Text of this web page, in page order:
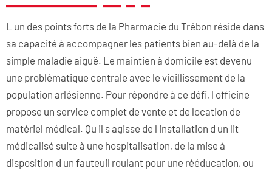
L un des points forts de la Pharmacie du Trébon réside dans
sa capacité à accompagner les patients bien au-delà de la
simple maladie aiguë. Le maintien à domicile est devenu
une problématique centrale avec le vieillissement de la
population arlésienne. Pour répondre à ce défi, l officine
propose un service complet de vente et de location de
matériel médical. Qu il s agisse de l installation d un lit
médicalisé suite à une hospitalisation, de la mise à
disposition d un fauteuil roulant pour une rééducation, ou